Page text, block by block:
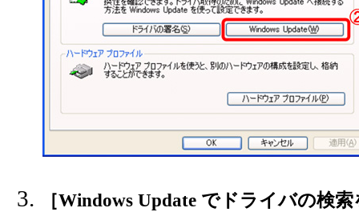
［Windows Update でドライバの検